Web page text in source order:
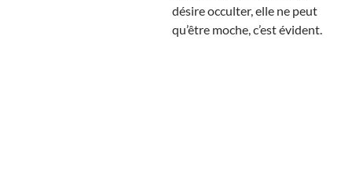
désire occulter, elle ne peut
qu’être moche, c’est évident.